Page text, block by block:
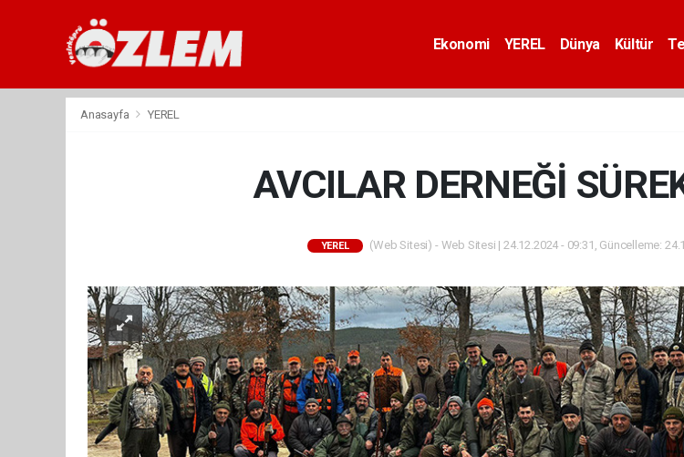
Ekonomi YEREL Dünya Kültür
Anasayfa YEREL
AVCILAR DERNEĞİ
YEREL (Web Sitesi) - Web Sitesi | 24.12.2024 - 09:31, Güncelleme: